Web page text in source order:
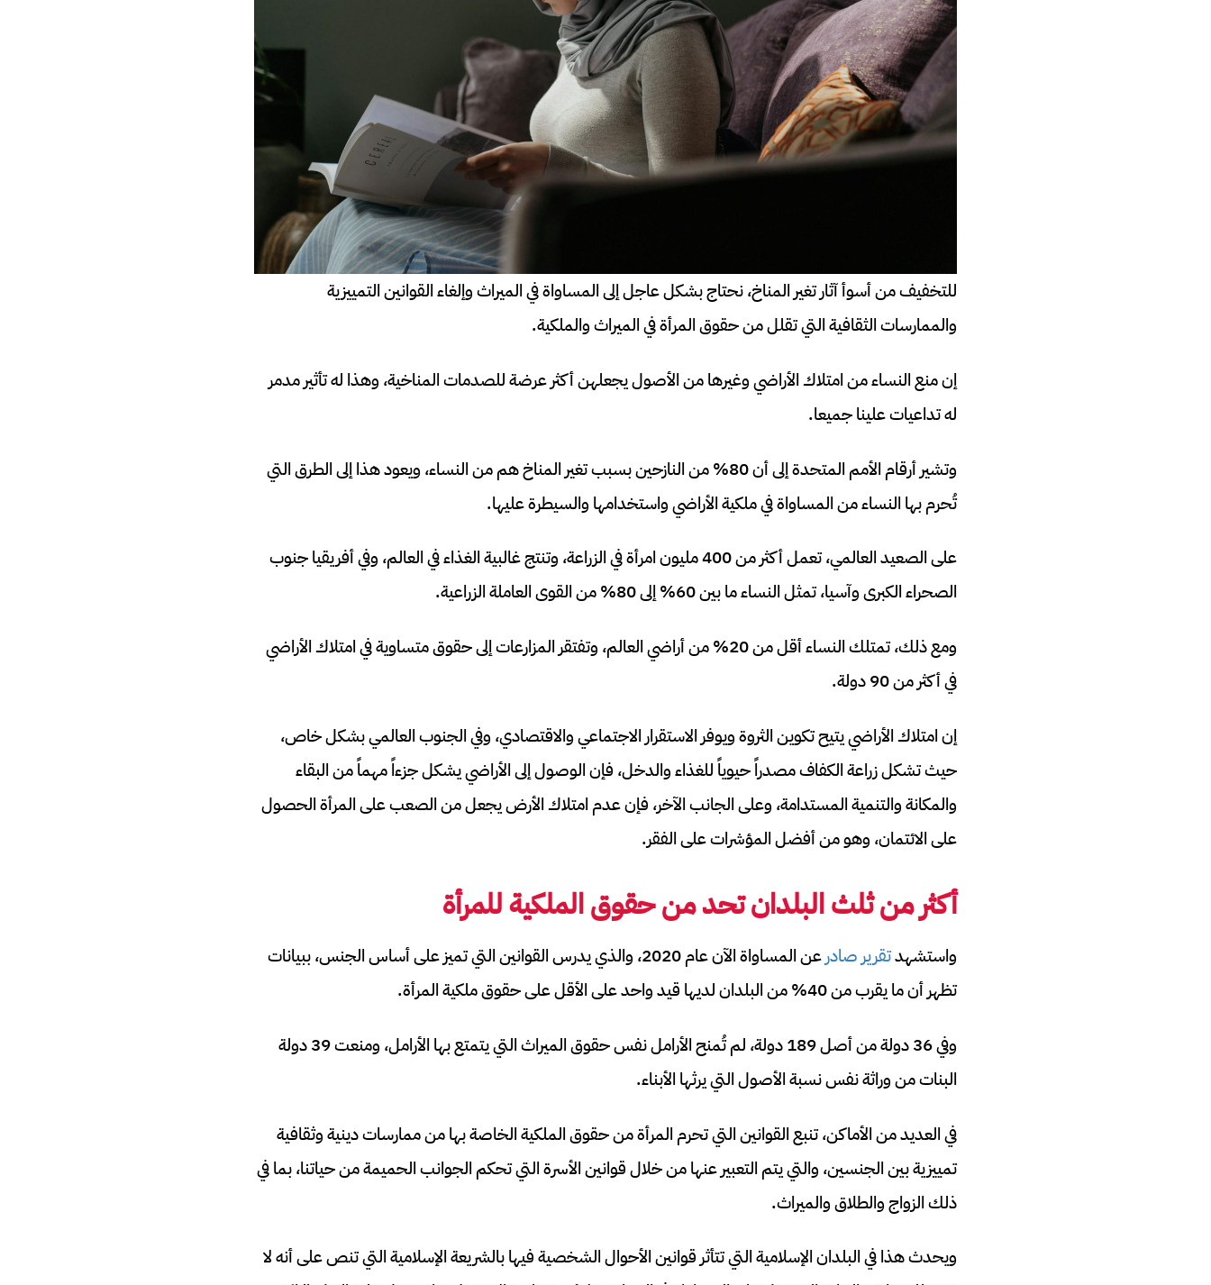
للتخفيف من أسوأ آثار تغير المناخ، نحتاج بشكل عاجل إلى المساواة في الميراث وإلغاء القوانين التمييزية
والممارسات الثقافية التي تقلل من حقوق المرأة في الميراث والملكية.
إن منع النساء من امتلاك الأراضي وغيرها من الأصول يجعلهن أكثر عرضة للصدمات المناخية، وهذا له تأثير مدمر
له تداعيات علينا جميعا.
وتشير أرقام الأمم المتحدة إلى أن 80% من النازحين بسبب تغير المناخ هم من النساء، ويعود هذا إلى الطرق التي
تُحرم بها النساء من المساواة في ملكية الأراضي واستخدامها والسيطرة عليها.
على الصعيد العالمي، تعمل أكثر من 400 مليون امرأة في الزراعة، وتنتج غالبية الغذاء في العالم، وفي أفريقيا جنوب
الصحراء الكبرى وآسيا، تمثل النساء ما بين 60% إلى 80% من القوى العاملة الزراعية.
ومع ذلك، تمتلك النساء أقل من 20% من أراضي العالم، وتفتقر المزارعات إلى حقوق متساوية في امتلاك الأراضي
في أكثر من 90 دولة.
إن امتلاك الأراضي يتيح تكوين الثروة ويوفر الاستقرار الاجتماعي والاقتصادي، وفي الجنوب العالمي بشكل خاص،
حيث تشكل زراعة الكفاف مصدراً حيوياً للغذاء والدخل، فإن الوصول إلى الأراضي يشكل جزءاً مهماً من البقاء
والمكانة والتنمية المستدامة، وعلى الجانب الآخر، فإن عدم امتلاك الأرض يجعل من الصعب على المرأة الحصول
على الائتمان، وهو من أفضل المؤشرات على الفقر.
أكثر من ثلث البلدان تحد من حقوق الملكية للمرأة
واستشهدتقرير صادر
عن المساواة الآن عام 2020، والذي يدرس القوانين التي تميز على أساس الجنس، ببيانات
تظهر أن ما يقرب من 40% من البلدان لديها قيد واحد على الأقل على حقوق ملكية المرأة.
وفي 36 دولة من أصل 189 دولة، لم تُمنح الأرامل نفس حقوق الميراث التي يتمتع بها الأرامل، ومنعت 39 دولة
البنات من وراثة نفس نسبة الأصول التي يرثها الأبناء.
في العديد من الأماكن، تنبع القوانين التي تحرم المرأة من حقوق الملكية الخاصة بها من ممارسات دينية وثقافية
تمييزية بين الجنسين، والتي يتم التعبير عنها من خلال قوانين الأسرة التي تحكم الجوانب الحميمة من حياتنا، بما في
ذلك الزواج والطلاق والميراث.
ويحدث هذا في البلدان الإسلامية التي تتأثر قوانين الأحوال الشخصية فيها بالشريعة الإسلامية التي تنص على أنه لا